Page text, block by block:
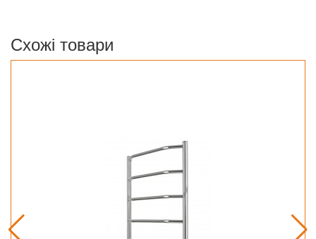
Схожі товари